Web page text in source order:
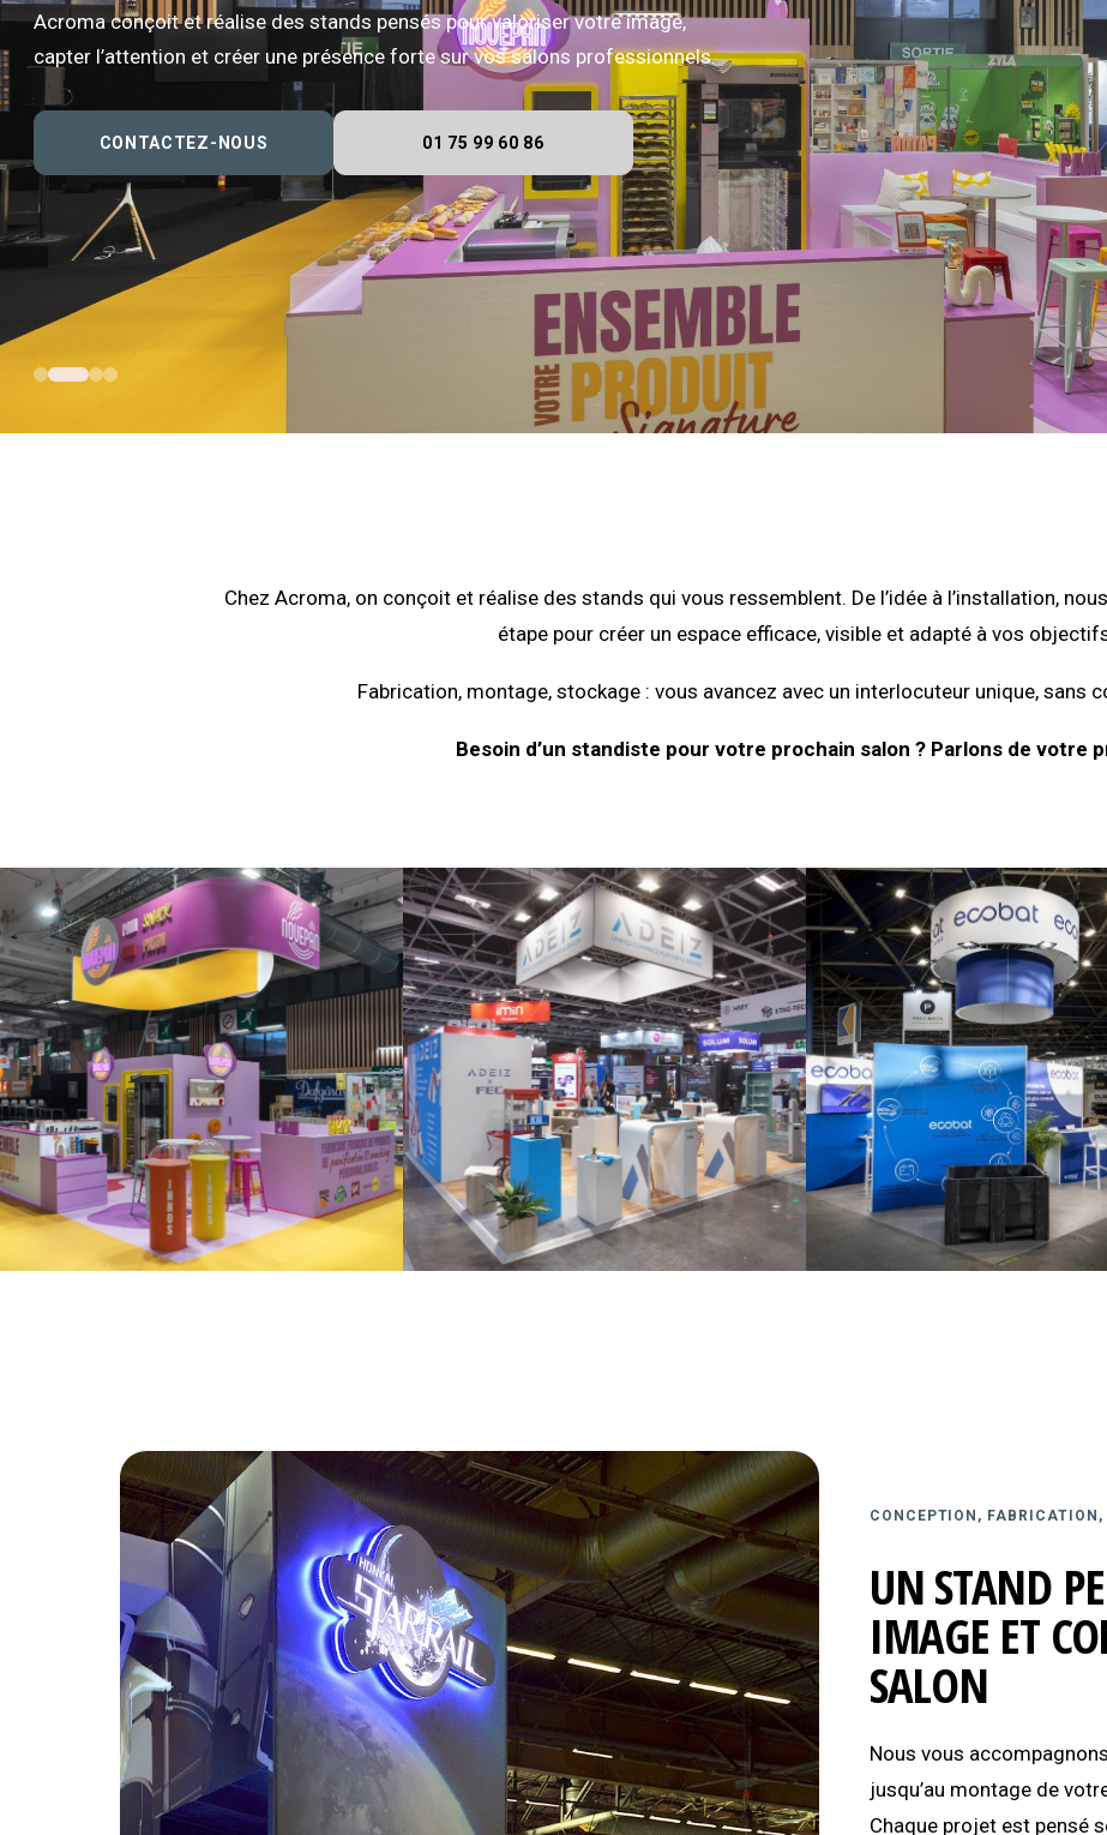
Acroma conçoit et réalise des stands pensés pour valoriser votre image,
capter l’attention et créer une présence forte sur vos salons professionnels.
CONTACTEZ-NOUS 01 75 99 60 86
Chez Acroma, on conçoit et réalise des stands qui vous ressemblent. De l’idée à l’installation,
étape pour créer un espace efficace, visible et adapté à vos
Fabrication, montage, stockage : vous avancez avec un interlocuteur unique, sans
Besoin d’un standiste pour votre prochain salon ? Parlons de votre
CONCEPTION,
UN STAND
IMAGE ET
SALON
Nous vous
jusqu’au montage de
Chaque projet est pensé